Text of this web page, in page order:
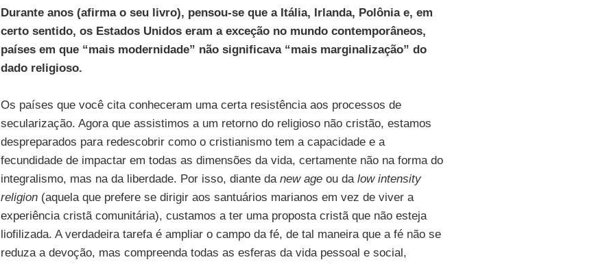
Durante anos (afirma o seu livro), pensou-se que a Itália, Irlanda, Polônia e, em
certo sentido, os Estados Unidos eram a exceção no mundo contemporâneos,
países em que “mais modernidade” não significava “mais marginalização” do
dado religioso.
Os países que você cita conheceram uma certa resistência aos processos de
secularização. Agora que assistimos a um retorno do religioso não cristão, estamos
despreparados para redescobrir como o cristianismo tem a capacidade e a
fecundidade de impactar em todas as dimensões da vida, certamente não na forma do
integralismo, mas na da liberdade. Por isso, diante da new ageou da low intensity
religion(aquela que prefere se dirigir aos santuários marianos em vez de viver a
experiência cristã comunitária), custamos a ter uma proposta cristã que não esteja
liofilizada. A verdadeira tarefa é ampliar o campo da fé, de tal maneira que a fé não se
reduza a devoção, mas compreenda todas as esferas da vida pessoal e social,